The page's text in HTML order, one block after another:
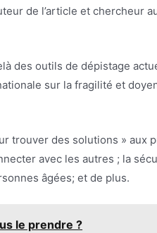
de l’article et chercheur
des outils de dépistage
sur la fragilité et
trouver des solutions » aux
avec les autres ; la
âgées; et de plus.
le prendre ?